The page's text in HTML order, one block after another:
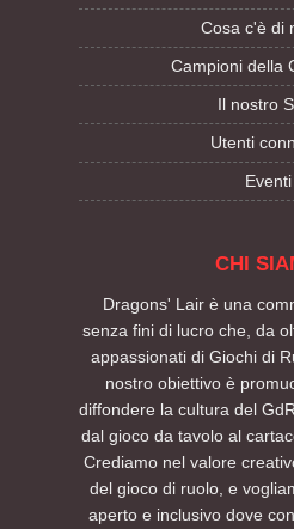
Cosa c'è di
Campioni della
Il nostro
Utenti
Eventi
CHI
Dragons' Lair è una
senza fini di lucro che, da
appassionati di Giochi di
nostro obiettivo è
diffondere la cultura del
dal gioco da tavolo al
Crediamo nel valore
del gioco di ruolo, e
aperto e inclusivo dove